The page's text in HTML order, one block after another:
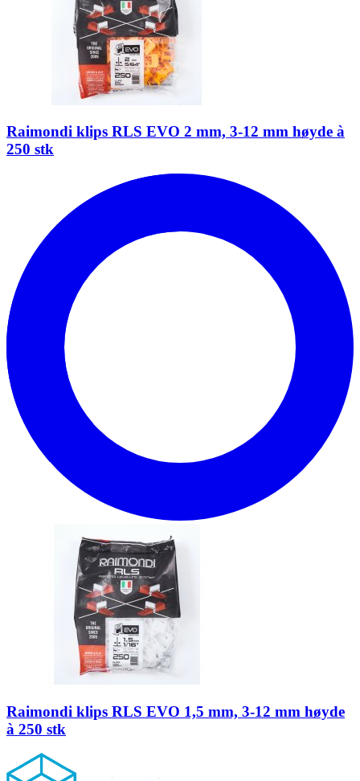
Raimondi klips RLS EVO 2 mm, 3-12 mm høyde à
250 stk
Raimondi klips RLS EVO 1,5 mm, 3-12 mm høyde
à 250 stk
Footer